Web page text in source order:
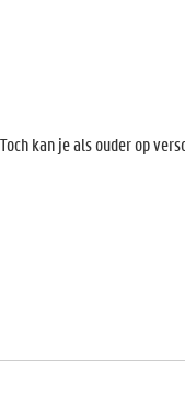
k
kan je als ouder op